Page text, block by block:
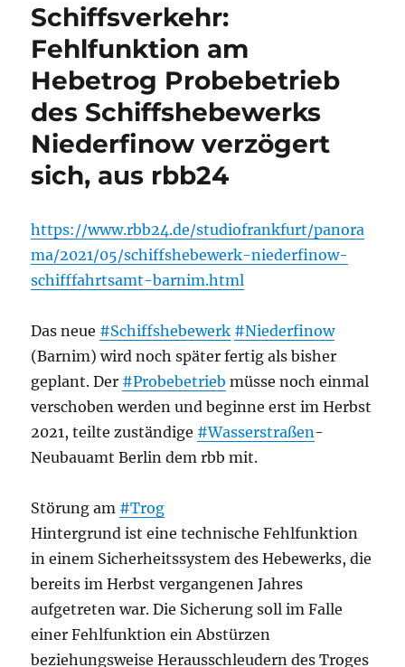
Schiffsverkehr:
Fehlfunktion am
Hebetrog Probebetrieb
des Schiffshebewerks
Niederfinow verzögert
sich, aus rbb24
https://www.rbb24.de/studiofrankfurt/panora
ma/2021/05/schiffshebewerk-niederfinow-
schifffahrtsamt-barnim.html
Das neue #Schiffshebewerk #Niederfinow
(Barnim) wird noch später fertig als bisher
geplant. Der #Probebetrieb müsse noch einmal
verschoben werden und beginne erst im Herbst
2021, teilte zuständige #Wasserstraßen-
Neubauamt Berlin dem rbb mit.
Störung am #Trog
Hintergrund ist eine technische Fehlfunktion
in einem Sicherheitssystem des Hebewerks, die
bereits im Herbst vergangenen Jahres
aufgetreten war. Die Sicherung soll im Falle
einer Fehlfunktion ein Abstürzen
beziehungsweise Herausschleudern des Troges